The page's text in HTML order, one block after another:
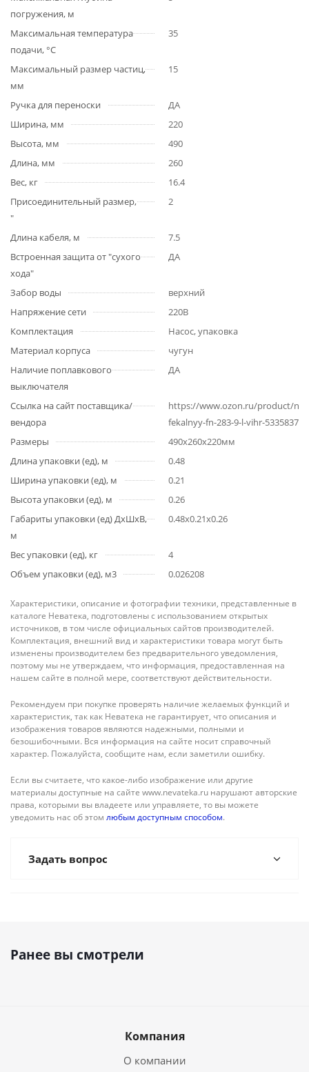
погружения, м
Максимальная температура
подачи, °С
35
Максимальный размер частиц,
мм
15
Ручка для переноски
ДА
Ширина, мм
220
Высота, мм
490
Длина, мм
260
Вес, кг
16.4
Присоединительный размер,
"
2
Длина кабеля, м
7.5
Встроенная защита от "сухого
хода"
ДА
Забор воды
верхний
Напряжение сети
220В
Комплектация
Насос, упаковка
Материал корпуса
чугун
Наличие поплавкового
выключателя
ДА
Ссылка на сайт поставщика/
вендора
https://www.ozon.ru/product/
fekalnyy-fn-283-9-l-vihr-
Размеры
490x260x220мм
Длина упаковки (ед), м
0.48
Ширина упаковки (ед), м
0.21
Высота упаковки (ед), м
0.26
Габариты упаковки (ед) ДхШхВ,
м
0.48x0.21x0.26
Вес упаковки (ед), кг
4
Объем упаковки (ед), м3
0.026208
Характеристики, описание и фотографии техники, представленные в
каталоге Неватека, подготовлены с использованием открытых
источников, в том числе официальных сайтов производителей.
Комплектация, внешний вид и характеристики товара могут быть
изменены производителем без предварительного уведомления,
поэтому мы не утверждаем, что информация, предоставленная на
нашем сайте в полной мере, соответствуют действительности.
Рекомендуем при покупке проверять наличие желаемых функций и
характеристик, так как Неватека не гарантирует, что описания и
изображения товаров являются надежными, полными и
безошибочными. Вся информация на сайте носит справочный
характер. Пожалуйста, сообщите нам, если заметили ошибку.
Если вы считаете, что какое-либо изображение или другие
материалы доступные на сайте www.nevateka.ru нарушают авторские
права, которыми вы владеете или управляете, то вы можете
уведомить нас об этом любым доступным способом.
Задать вопрос
Ранее вы смотрели
Компания
О компании